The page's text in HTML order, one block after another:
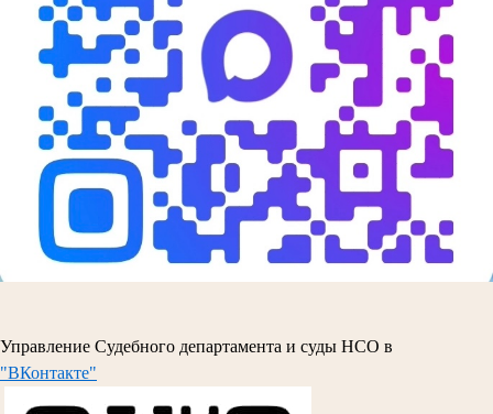
Управление Судебного департамента и суды НСО в
"ВКонтакте"